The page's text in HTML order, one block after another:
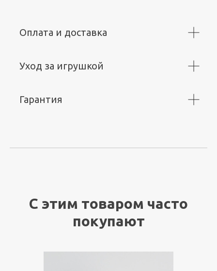
Оплата и доставка
Уход за игрушкой
Гарантия
С этим товаром часто
покупают